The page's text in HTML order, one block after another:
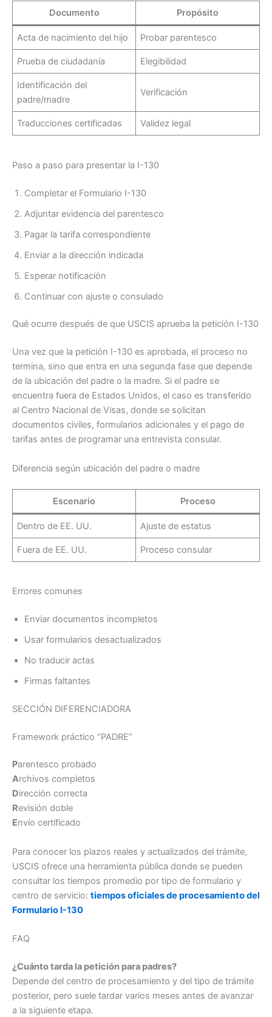
Documento Propósito
Acta de nacimiento del hijo Probar parentesco
Prueba de ciudadanía Elegibilidad
Identificación del
padre/madre
Verificación
Traducciones certificadas Validez legal
Paso a paso para presentar la I-130
Completar el Formulario I-130
Adjuntar evidencia del parentesco
Pagar la tarifa correspondiente
Enviar a la dirección indicada
Esperar notificación
Continuar con ajuste o consulado
Qué ocurre después de que USCIS aprueba la petición I-130
Una vez que la petición I-130 es aprobada, el proceso no
termina, sino que entra en una segunda fase que depende
de la ubicación del padre o la madre. Si el padre se
encuentra fuera de Estados Unidos, el caso es transferido
al Centro Nacional de Visas, donde se solicitan
documentos civiles, formularios adicionales y el pago de
tarifas antes de programar una entrevista consular.
Diferencia según ubicación del padre o madre
Escenario Proceso
Dentro de EE. UU. Ajuste de estatus
Fuera de EE. UU. Proceso consular
Errores comunes
Enviar documentos incompletos
Usar formularios desactualizados
No traducir actas
Firmas faltantes
SECCIÓN DIFERENCIADORA
Framework práctico “PADRE”
Parentesco probado
Archivos completos
Dirección correcta
Revisión doble
Envío certificado
Para conocer los plazos reales y actualizados del trámite,
USCIS ofrece una herramienta pública donde se pueden
consultar los tiempos promedio por tipo de formulario y
centro de servicio: tiempos oficiales de procesamiento del
Formulario I-130
FAQ
¿Cuánto tarda la petición para padres?
Depende del centro de procesamiento y del tipo de trámite
posterior, pero suele tardar varios meses antes de avanzar
a la siguiente etapa.